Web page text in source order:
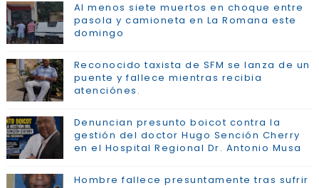
Al menos siete muertos en choque entre
pasola y camioneta en La Romana este
domingo
Reconocido taxista de SFM se lanza de un
puente y fallece mientras recibia
atenciónes.
Denuncian presunto boicot contra la
gestión del doctor Hugo Sención Cherry
en el Hospital Regional Dr. Antonio Musa
Hombre fallece presuntamente tras sufrir